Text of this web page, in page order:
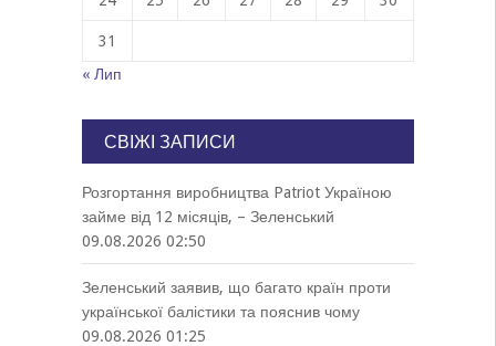
31
« Лип
СВІЖІ ЗАПИСИ
Розгортання виробництва Patriot Україною
займе від 12 місяців, – Зеленський
09.08.2026 02:50
Зеленський заявив, що багато країн проти
української балістики та пояснив чому
09.08.2026 01:25